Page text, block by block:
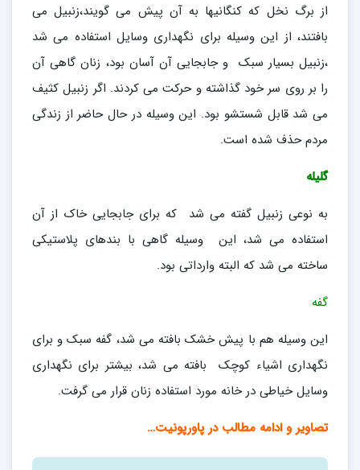
از برگ نخل که کنگانیها به آن پیش می گویند،زنبیل می
بافتند، از این وسیله برای نگهداری وسایل استفاده می شد
،زنبیل بسیار سبک و جابجایی آن آسان بود، زنان گاهی آن
را بر روی سر خود گذاشته و حرکت می کردند. اگر زنبیل کثیف
می شد قابل شستشو بود. این وسیله در حال حاضر از زندگی
مردم حذف شده است.
گلیله
به نوعی زنبیل گفته می شد که برای جابجایی خاک از آن
استفاده می شد، این وسیله گاهی با بندهای پلاستیکی
ساخته می شد که البته وارداتی بود.
گفه
این وسیله هم با پیش خشک بافته می شد، گفه سبک و برای
نگهداری اشیاء کوچک بافته می شد، بیشتر برای نگهداری
وسایل خیاطی در خانه مورد استفاده زنان قرار می گرفت.
تصاویر و ادامه مطالب در پاورپونیت…